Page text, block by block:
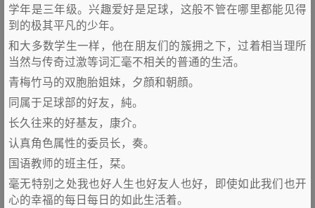
学年是三年级。兴趣爱好是足球，这般不管在哪里都能见得
到的极其平凡的少年。
和大多数学生一样，他在朋友们的簇拥之下，过着相当理所
当然与传奇过激等词汇毫不相关的普通的生活。
青梅竹马的双胞胎姐妹，夕顔和朝顔。
同属于足球部的好友，純。
长久往来的好基友，康介。
认真角色属性的委员长，奏。
国语教师的班主任，栞。
毫无特别之处我也好人生也好友人也好，即使如此我们也开
心的幸福的每日每日的如此生活着。